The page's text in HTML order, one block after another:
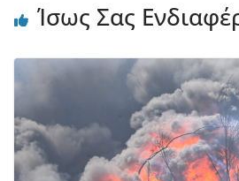
Ίσως Σας